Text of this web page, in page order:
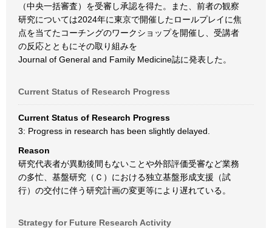
（中央一括審査）を受審し承認を得た。また、前者の観察
研究については2024年に東京で開催したロールプレイに焦
点を当てたコーチングのワークショップを開催し、受講者
の反応とともにその取り組みを
Journal of General and Family Medicine誌に発表した。
Current Status of Research Progress
Current Status of Research Progress
3: Progress in research has been slightly delayed.
Reason
研究代表者が異動後間もないことや外部評価受審など業務
の多忙、基盤研究（Ｃ）における独立基盤形成支援（試
行）の交付に伴う研究計画の変更等により遅れている。
Strategy for Future Research Activity